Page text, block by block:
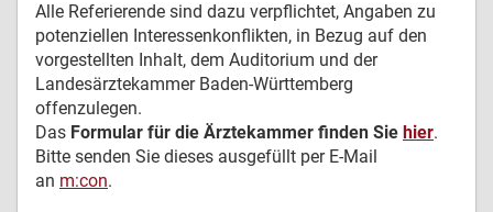
Alle Referierende sind dazu verpflichtet, Angaben zu
potenziellen Interessenkonflikten, in Bezug auf den
vorgestellten Inhalt, dem Auditorium und der
Landesärztekammer Baden-Württemberg
offenzulegen.
Das Formular für die Ärztekammer finden Sie hier.
Bitte senden Sie dieses ausgefüllt per E-Mail
an m:con.